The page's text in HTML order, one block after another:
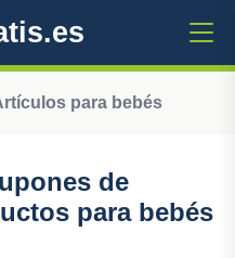
para bebés
de
para bebés